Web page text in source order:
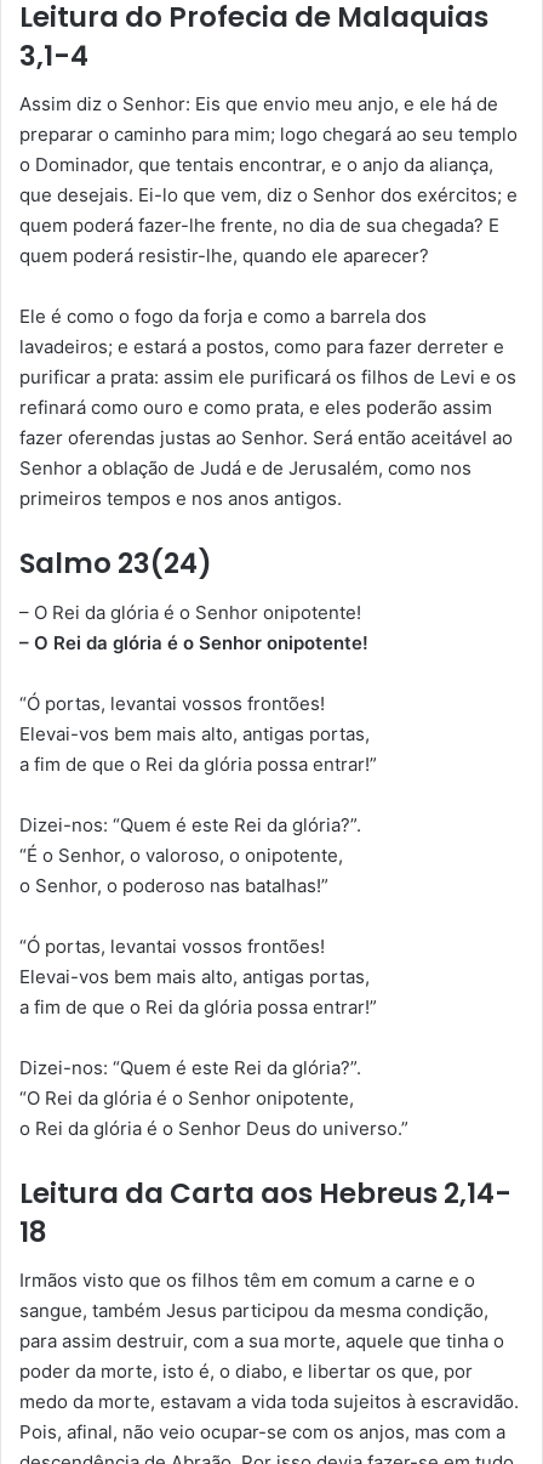
Leitura do Profecia de Malaquias
3,1-4
Assim diz o Senhor: Eis que envio meu anjo, e ele há de
preparar o caminho para mim; logo chegará ao seu templo
o Dominador, que tentais encontrar, e o anjo da aliança,
que desejais. Ei-lo que vem, diz o Senhor dos exércitos; e
quem poderá fazer-lhe frente, no dia de sua chegada? E
quem poderá resistir-lhe, quando ele aparecer?
Ele é como o fogo da forja e como a barrela dos
lavadeiros; e estará a postos, como para fazer derreter e
purificar a prata: assim ele purificará os filhos de Levi e os
refinará como ouro e como prata, e eles poderão assim
fazer oferendas justas ao Senhor. Será então aceitável ao
Senhor a oblação de Judá e de Jerusalém, como nos
primeiros tempos e nos anos antigos.
Salmo 23(24)
– O Rei da glória é o Senhor onipotente!
– O Rei da glória é o Senhor onipotente!
“Ó portas, levantai vossos frontões!
Elevai-vos bem mais alto, antigas portas,
a fim de que o Rei da glória possa entrar!”
Dizei-nos: “Quem é este Rei da glória?”.
“É o Senhor, o valoroso, o onipotente,
o Senhor, o poderoso nas batalhas!”
“Ó portas, levantai vossos frontões!
Elevai-vos bem mais alto, antigas portas,
a fim de que o Rei da glória possa entrar!”
Dizei-nos: “Quem é este Rei da glória?”.
“O Rei da glória é o Senhor onipotente,
o Rei da glória é o Senhor Deus do universo.”
Leitura da Carta aos Hebreus 2,14-
18
Irmãos visto que os filhos têm em comum a carne e o
sangue, também Jesus participou da mesma condição,
para assim destruir, com a sua morte, aquele que tinha o
poder da morte, isto é, o diabo, e libertar os que, por
medo da morte, estavam a vida toda sujeitos à escravidão.
Pois, afinal, não veio ocupar-se com os anjos, mas com a